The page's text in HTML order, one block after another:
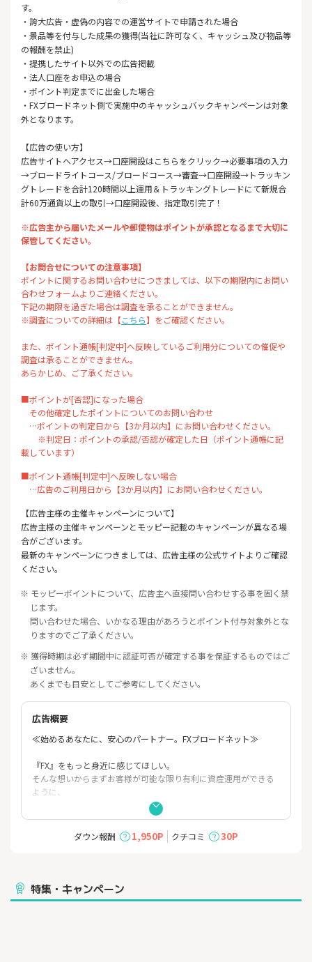
す。
・誇大広告・虚偽の内容での運営サイトで申請された場合
・景品等を付与した成果の獲得(当社に許可なく、キャッシュ及び物品等
の報酬を禁止)
・提携したサイト以外での広告掲載
・法人口座をお申込の場合
・ポイント判定までに出金した場合
・FXブロードネット側で実施中のキャッシュバックキャンペーンは対象
外となります。
【広告の使い方】
広告サイトへアクセス→口座開設はこちらをクリック→必要事項の入力
→ブロードライトコース/ブロードコース→審査→口座開設→トラッキン
グトレードを合計120時間以上運用＆トラッキングトレードにて新規合
計60万通貨以上の取引→口座開設後、指定取引完了！
※広告主から届いたメールや郵便物はポイントが承認となるまで大切に
保管してください。
【お問合せについての注意事項】
ポイントに関するお問い合わせにつきましては、以下の期限内にお問い
合わせフォームよりご連絡ください。
下記の期限を過ぎた場合は調査を承ることができません。
※調査についての詳細は【こちら】をご確認ください。
また、ポイント通帳[判定中]へ反映しているご利用分についての催促や
調査は承ることができません。
あらかじめ、ご了承ください。
■ポイントが[否認]になった場合
その他確定したポイントについてのお問い合わせ
…ポイントの判定日から【3か月以内】にお問い合わせください。
※判定日：ポイントの承認/否認が確定した日（ポイント通帳に記
載しています）
■ポイント通帳[判定中]へ反映しない場合
…広告のご利用日から【3か月以内】にお問い合わせください。
【広告主様の主催キャンペーンについて】
広告主様の主催キャンペーンとモッピー記載のキャンペーンが異なる場
合がございます。
最新のキャンペーンにつきましては、広告主様の公式サイトよりご確認
ください。
※ モッピーポイントについて、広告主へ直接問い合わせする事を固く禁
じます。
問い合わせた場合、いかなる理由があろうとポイント付与対象外とな
りますのでご了承ください。
※ 獲得時期は必ず期間中に認証可否が確定する事を保証するものではご
ざいません。
あくまでも目安としてご参考にしてください。
広告概要
≪始めるあなたに、安心のパートナー。FXブロードネット≫
『FX』をもっと身近に感じてほしい。
そんな想いからまずお客様が可能な限り有利に資産運用ができる
ように、
業界トップクラスの低コストを実現しました！
≫取引単位が通常のFX取引の10分の1である1000通貨/1Lotのコー
スをご提供！
心して資産運用が始められます。
ダウン報酬 1,950P クチコミ 30P
特集・キャンペーン